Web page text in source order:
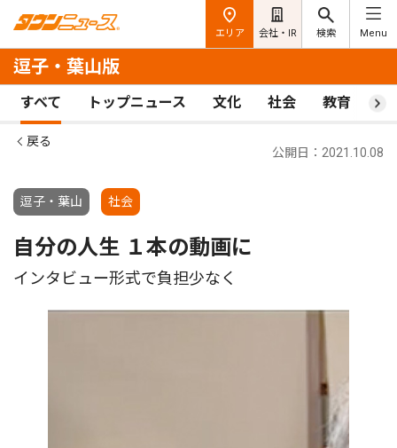
エリア 会社・IR 検索 Menu
逗子・葉山版
すべて トップニュース 文化 社会 教育 ス
戻る
逗子・葉山 社会
公開日：2021.10.08
自分の人生 １本の動画に
インタビュー形式で負担少なく